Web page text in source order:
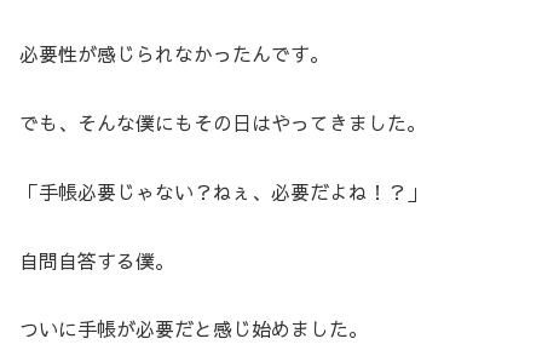
必要性が感じられなかったんです。
でも、そんな僕にもその日はやってきました。
「手帳必要じゃない？ねぇ、必要だよね！？」
自問自答する僕。
ついに手帳が必要だと感じ始めました。